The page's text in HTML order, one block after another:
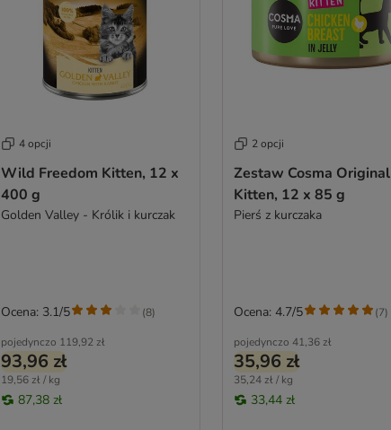
4 opcji
Wild Freedom Kitten, 12 x
400 g
Golden Valley - Królik i kurczak
pojedynczo 119,92 zł
93,96 zł
19,56 zł / kg
87,38 zł
Ocena: 3.1/5 (8)
2 opcji
Zestaw Cosma Original
Kitten, 12 x 85 g
Pierś z kurczaka
pojedynczo 41,36 zł
35,96 zł
35,24 zł / kg
33,44 zł
Ocena: 4.7/5 (7)